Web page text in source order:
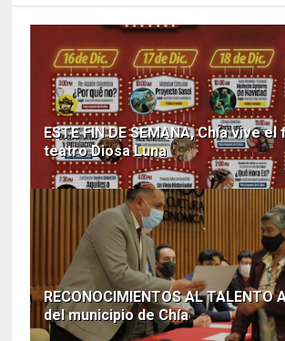
ESTE FIN DE SEMANA, Chía vive
teatro Diosa Luna
RECONOCIMIENTOS AL TALENTO
del municipio de Chía